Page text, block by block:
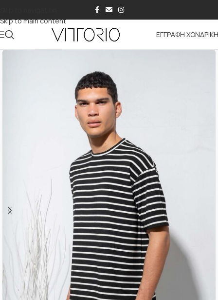
Skip to main content
ΕΓΓΡΑΦΗ